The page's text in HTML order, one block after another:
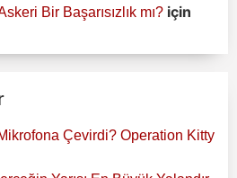
Bir Başarısızlık mı? için
Çevirdi? Operation Kitty